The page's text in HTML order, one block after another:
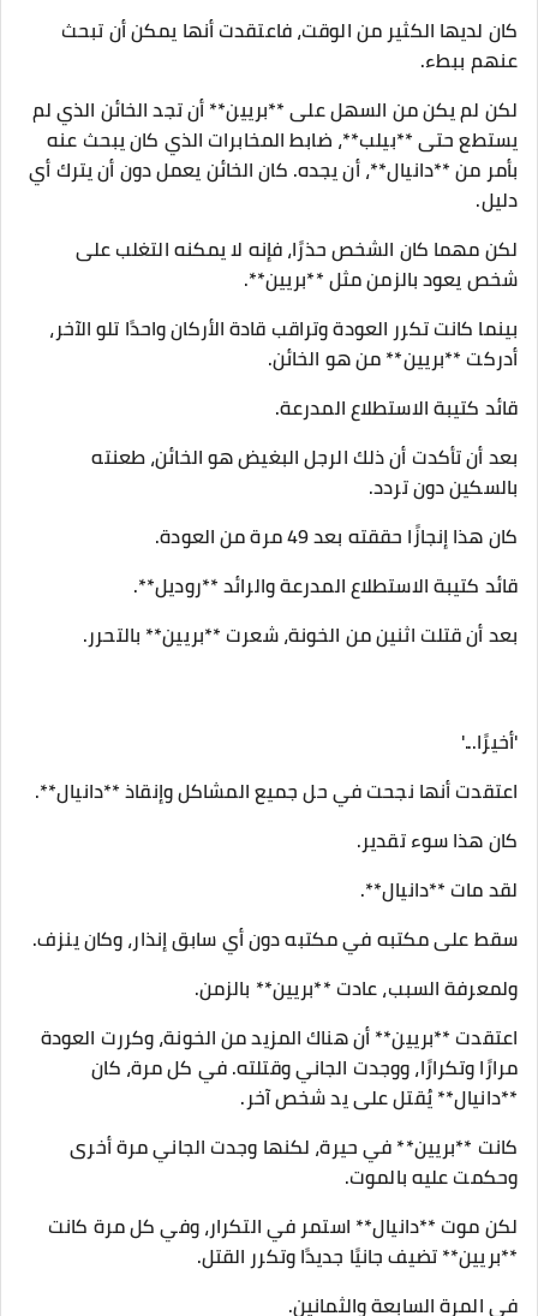
كان لديها الكثير من الوقت، فاعتقدت أنها يمكن أن تبحث
عنهم ببطء.
لكن لم يكن من السهل على **بريين** أن تجد الخائن الذي لم
يستطع حتى **بيلب**، ضابط المخابرات الذي كان يبحث عنه
بأمر من **دانيال**، أن يجده. كان الخائن يعمل دون أن يترك أي
دليل.
لكن مهما كان الشخص حذرًا، فإنه لا يمكنه التغلب على
شخص يعود بالزمن مثل **بريين**.
بينما كانت تكرر العودة وتراقب قادة الأركان واحدًا تلو الآخر،
أدركت **بريين** من هو الخائن.
قائد كتيبة الاستطلاع المدرعة.
بعد أن تأكدت أن ذلك الرجل البغيض هو الخائن، طعنته
بالسكين دون تردد.
كان هذا إنجازًا حققته بعد 49 مرة من العودة.
قائد كتيبة الاستطلاع المدرعة والرائد **روديل**.
بعد أن قتلت اثنين من الخونة، شعرت **بريين** بالتحرر.
'أخيرًا...'
اعتقدت أنها نجحت في حل جميع المشاكل وإنقاذ **دانيال**.
كان هذا سوء تقدير.
لقد مات **دانيال**.
سقط على مكتبه في مكتبه دون أي سابق إنذار، وكان ينزف.
ولمعرفة السبب، عادت **بريين** بالزمن.
اعتقدت **بريين** أن هناك المزيد من الخونة، وكررت العودة
مرارًا وتكرارًا، ووجدت الجاني وقتلته. في كل مرة، كان
**دانيال** يُقتل على يد شخص آخر.
كانت **بريين** في حيرة، لكنها وجدت الجاني مرة أخرى
وحكمت عليه بالموت.
لكن موت **دانيال** استمر في التكرار، وفي كل مرة كانت
**بريين** تضيف جانيًا جديدًا وتكرر القتل.
في المرة السابعة والثمانين.